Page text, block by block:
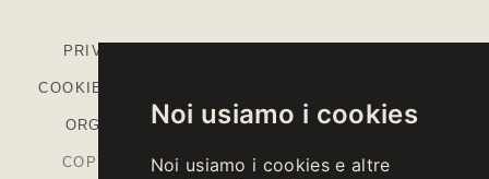
Noi usiamo i cookies
Noi usiamo i cookies e altre
PRIVACY
COOKIE
ORGANIZZATIVO -PIANO STRATEGICO PAC
COPYRIGHT © 2026 KELLEREI ST. MICHAEL-